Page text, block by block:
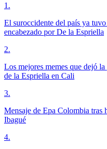
1 .
El suroccidente del país ya
encabezado por De la Espriella
2.
Los mejores memes que dejó
de la Espriella en Cali
3.
Mensaje de Epa Colombia tras
Ibagué
4.